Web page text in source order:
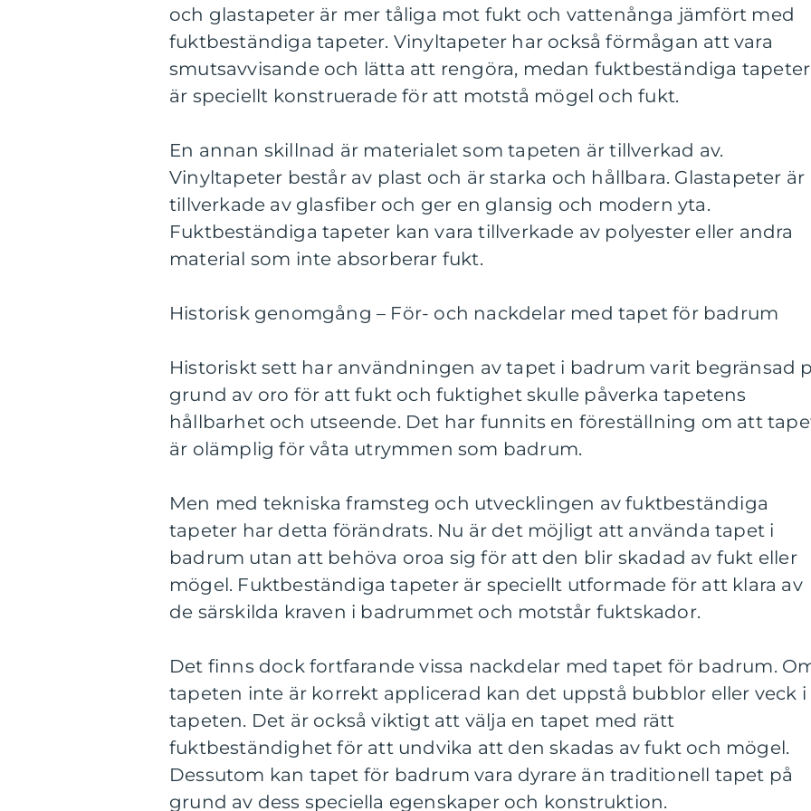
och glastapeter är mer tåliga mot fukt och vattenånga jämfört med
fuktbeständiga tapeter. Vinyltapeter har också förmågan att vara
smutsavvisande och lätta att rengöra, medan fuktbeständiga tapeter
är speciellt konstruerade för att motstå mögel och fukt.
En annan skillnad är materialet som tapeten är tillverkad av.
Vinyltapeter består av plast och är starka och hållbara. Glastapeter är
tillverkade av glasfiber och ger en glansig och modern yta.
Fuktbeständiga tapeter kan vara tillverkade av polyester eller andra
material som inte absorberar fukt.
Historisk genomgång – För- och nackdelar med tapet för badrum
Historiskt sett har användningen av tapet i badrum varit begränsad
grund av oro för att fukt och fuktighet skulle påverka tapetens
hållbarhet och utseende. Det har funnits en föreställning om att
är olämplig för våta utrymmen som badrum.
Men med tekniska framsteg och utvecklingen av fuktbeständiga
tapeter har detta förändrats. Nu är det möjligt att använda tapet i
badrum utan att behöva oroa sig för att den blir skadad av fukt eller
mögel. Fuktbeständiga tapeter är speciellt utformade för att klara av
de särskilda kraven i badrummet och motstår fuktskador.
Det finns dock fortfarande vissa nackdelar med tapet för badrum.
tapeten inte är korrekt applicerad kan det uppstå bubblor eller veck i
tapeten. Det är också viktigt att välja en tapet med rätt
fuktbeständighet för att undvika att den skadas av fukt och mögel.
Dessutom kan tapet för badrum vara dyrare än traditionell tapet på
grund av dess speciella egenskaper och konstruktion.